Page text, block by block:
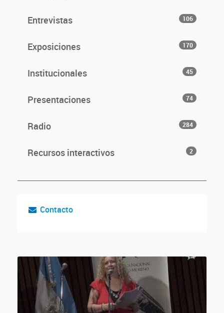
Entrevistas 106
Exposiciones 170
Institucionales 45
Presentaciones 74
Radio 284
Recursos interactivos 2
Contacto